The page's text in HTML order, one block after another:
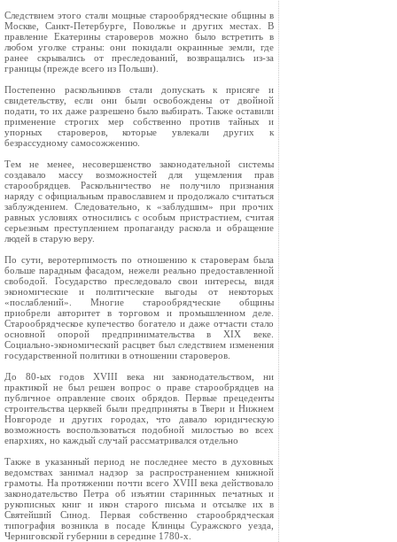
Следствием этого стали мощные старообрядческие общины в
Москве, Санкт-Петербурге, Поволжье и других местах. В
правление Екатерины староверов можно было встретить в
любом уголке страны: они покидали окраинные земли, где
ранее скрывались от преследований, возвращались из-за
границы (прежде всего из Польши).
Постепенно раскольников стали допускать к присяге и
свидетельству, если они были освобождены от двойной
подати, то их даже разрешено было выбирать. Также оставили
применение строгих мер собственно против тайных и
упорных староверов, которые увлекали других к
безрассудному самосожжению.
Тем не менее, несовершенство законодательной системы
создавало массу возможностей для ущемления прав
старообрядцев. Раскольничество не получило признания
наряду с официальным православием и продолжало считаться
заблуждением. Следовательно, к «заблудшим» при прочих
равных условиях относились с особым пристрастием, считая
серьезным преступлением пропаганду раскола и обращение
людей в старую веру.
По сути, веротерпимость по отношению к староверам была
больше парадным фасадом, нежели реально предоставленной
свободой. Государство преследовало свои интересы, видя
экономические и политические выгоды от некоторых
«послаблений». Многие старообрядческие общины
приобрели авторитет в торговом и промышленном деле.
Старообрядческое купечество богатело и даже отчасти стало
основной опорой предпринимательства в XIX веке.
Социально-экономический расцвет был следствием изменения
государственной политики в отношении староверов.
До 80-ых годов XVIII века ни законодательством, ни
практикой не был решен вопрос о праве старообрядцев на
публичное оправление своих обрядов. Первые прецеденты
строительства церквей были предприняты в Твери и Нижнем
Новгороде и других городах, что давало юридическую
возможность воспользоваться подобной милостью во всех
епархиях, но каждый случай рассматривался отдельно
Также в указанный период не последнее место в духовных
ведомствах занимал надзор за распространением книжной
грамоты. На протяжении почти всего XVIII века действовало
законодательство Петра об изъятии старинных печатных и
рукописных книг и икон старого письма и отсылке их в
Святейший Синод. Первая собственно старообрядческая
типография возникла в посаде Клинцы Суражского уезда,
Черниговской губернии в середине 1780-х.